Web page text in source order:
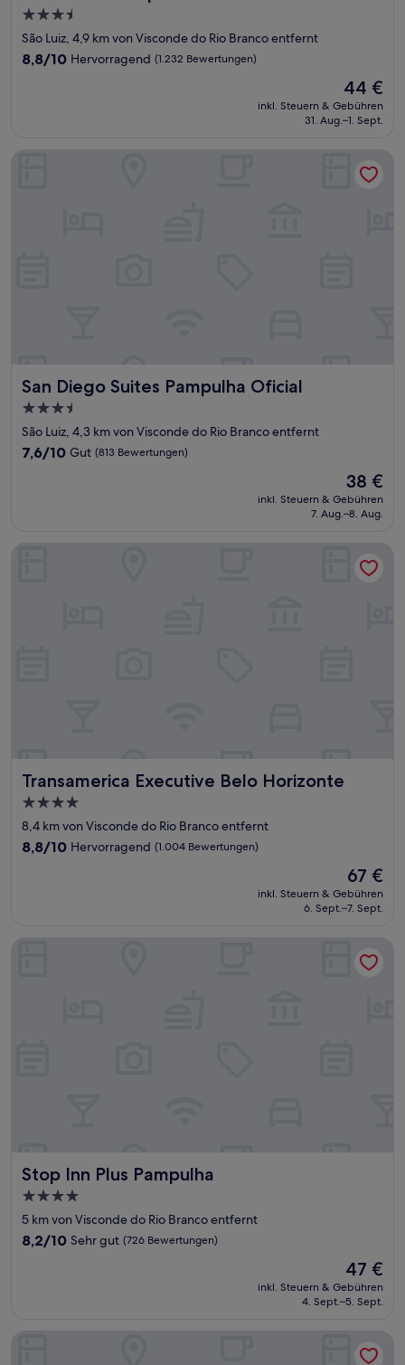
3.5-
Sterne-
Unterkunft
São Luiz, 4,9 km von Visconde do Rio Branco entfernt
8.8
8,8/10 Hervorragend (1.232 Bewertungen)
Der
Preis
beträgt
44 €
inkl. Steuern & Gebühren
31. Aug.–1. Sept.
San Diego Suites Pampulha Oficial
San Diego Suites Pampulha Oficial
3.5-
Sterne-
Unterkunft
São Luiz, 4,3 km von Visconde do Rio Branco entfernt
7.6
7,6/10 Gut (813 Bewertungen)
Der
Preis
beträgt
38 €
inkl. Steuern & Gebühren
7. Aug.–8. Aug.
San Diego Suites Pampulha Oficial
Transamerica Executive Belo Horizonte
Transamerica Executive Belo Horizonte
4.0-
Sterne-
Unterkunft
8,4 km von Visconde do Rio Branco entfernt
8.8
8,8/10 Hervorragend (1.004 Bewertungen)
Der
Preis
beträgt
67 €
inkl. Steuern & Gebühren
6. Sept.–7. Sept.
Stop Inn Plus Pampulha
Stop Inn Plus Pampulha
4.0-
Sterne-
Unterkunft
5 km von Visconde do Rio Branco entfernt
8.2
Bewertungen)
8,2/10 Sehr gut (726 Bewertungen)
Der
Preis
beträgt
47 €
inkl. Steuern & Gebühren
4. Sept.–5. Sept.
Stop Inn Plus Pampulha